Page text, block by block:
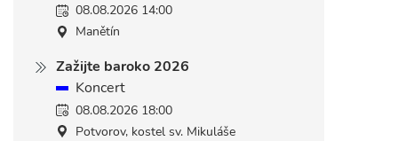
08.08.2026 14:00
Manětín
Zažijte baroko 2026
Koncert
08.08.2026 18:00
Potvorov, kostel sv. Mikuláše